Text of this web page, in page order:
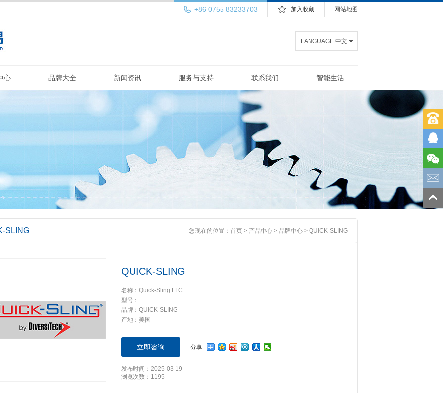
网站地图
加入收藏
+86 0755 83233703
LANGUAGE 中文
心 品牌大全 新闻资讯 服务与支持 联系我们 智能生活
SLING 您现在的位置： 首页 > 产品中心 > 品牌中心 > QUICK-SLING
QUICK-SLING
名称：Quick-Sling LLC
型号：
品牌：QUICK-SLING
产地：美国
立即咨询 分享:
发布时间：2025-03-19
浏览次数：1195